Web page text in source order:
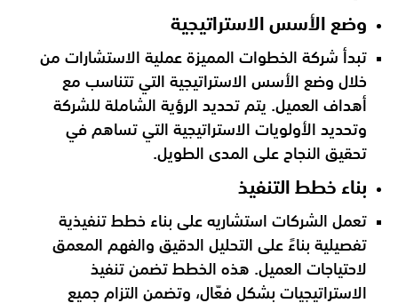
وضع الأسس الاستراتيجية
تبدأ شركة الخطوات المميزة عملية الاستشارات من
خلال وضع الأسس الاستراتيجية التي تتناسب مع
أهداف العميل. يتم تحديد الرؤية الشاملة للشركة
وتحديد الأولويات الاستراتيجية التي تساهم في
تحقيق النجاح على المدى الطويل.
بناء خطط التنفيذ
تعمل الشركات استشاريه على بناء خطط تنفيذية
تفصيلية بناءً على التحليل الدقيق والفهم المعمق
لاحتياجات العميل. هذه الخطط تضمن تنفيذ
الاستراتيجيات بشكل فعّال، وتضمن التزام جميع